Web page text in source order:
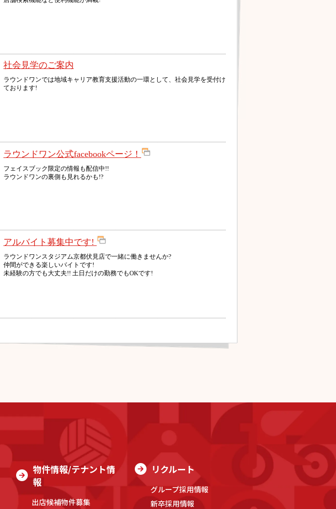
社会見学のご案内
ラウンドワンでは地域キャリア教育支援活動の一環として、社会見学を受付け
ております!
ラウンドワン公式facebookページ！
フェイスブック限定の情報も配信中!!
ラウンドワンの裏側も見れるかも!?
アルバイト募集中です!
ラウンドワンスタジアム京都伏見店で一緒に働きませんか?
仲間ができる楽しいバイトです!
未経験の方でも大丈夫!! 土日だけの勤務でもOKです!
物件情報/テナント情
報
出店候補物件募集
リクルート
グループ採用情報
新卒採用情報